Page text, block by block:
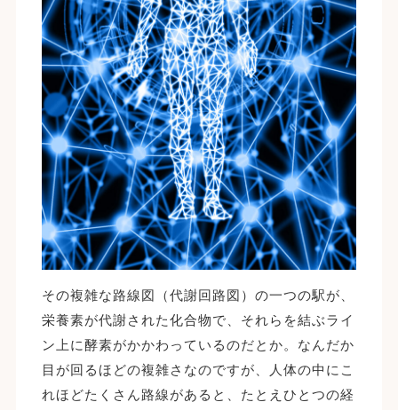
その複雑な路線図（代謝回路図）の一つの駅が、
栄養素が代謝された化合物で、それらを結ぶライ
ン上に酵素がかかわっているのだとか。なんだか
目が回るほどの複雑さなのですが、人体の中にこ
れほどたくさん路線があると、たとえひとつの経